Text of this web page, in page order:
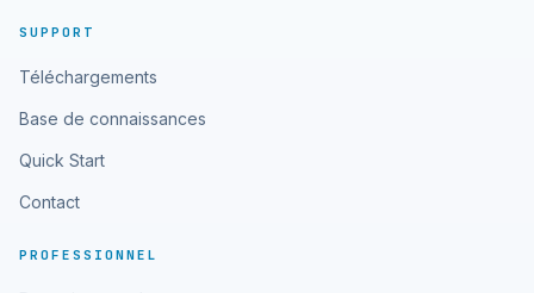
SUPPORT
Téléchargements
Base de connaissances
Quick Start
Contact
PROFESSIONNEL